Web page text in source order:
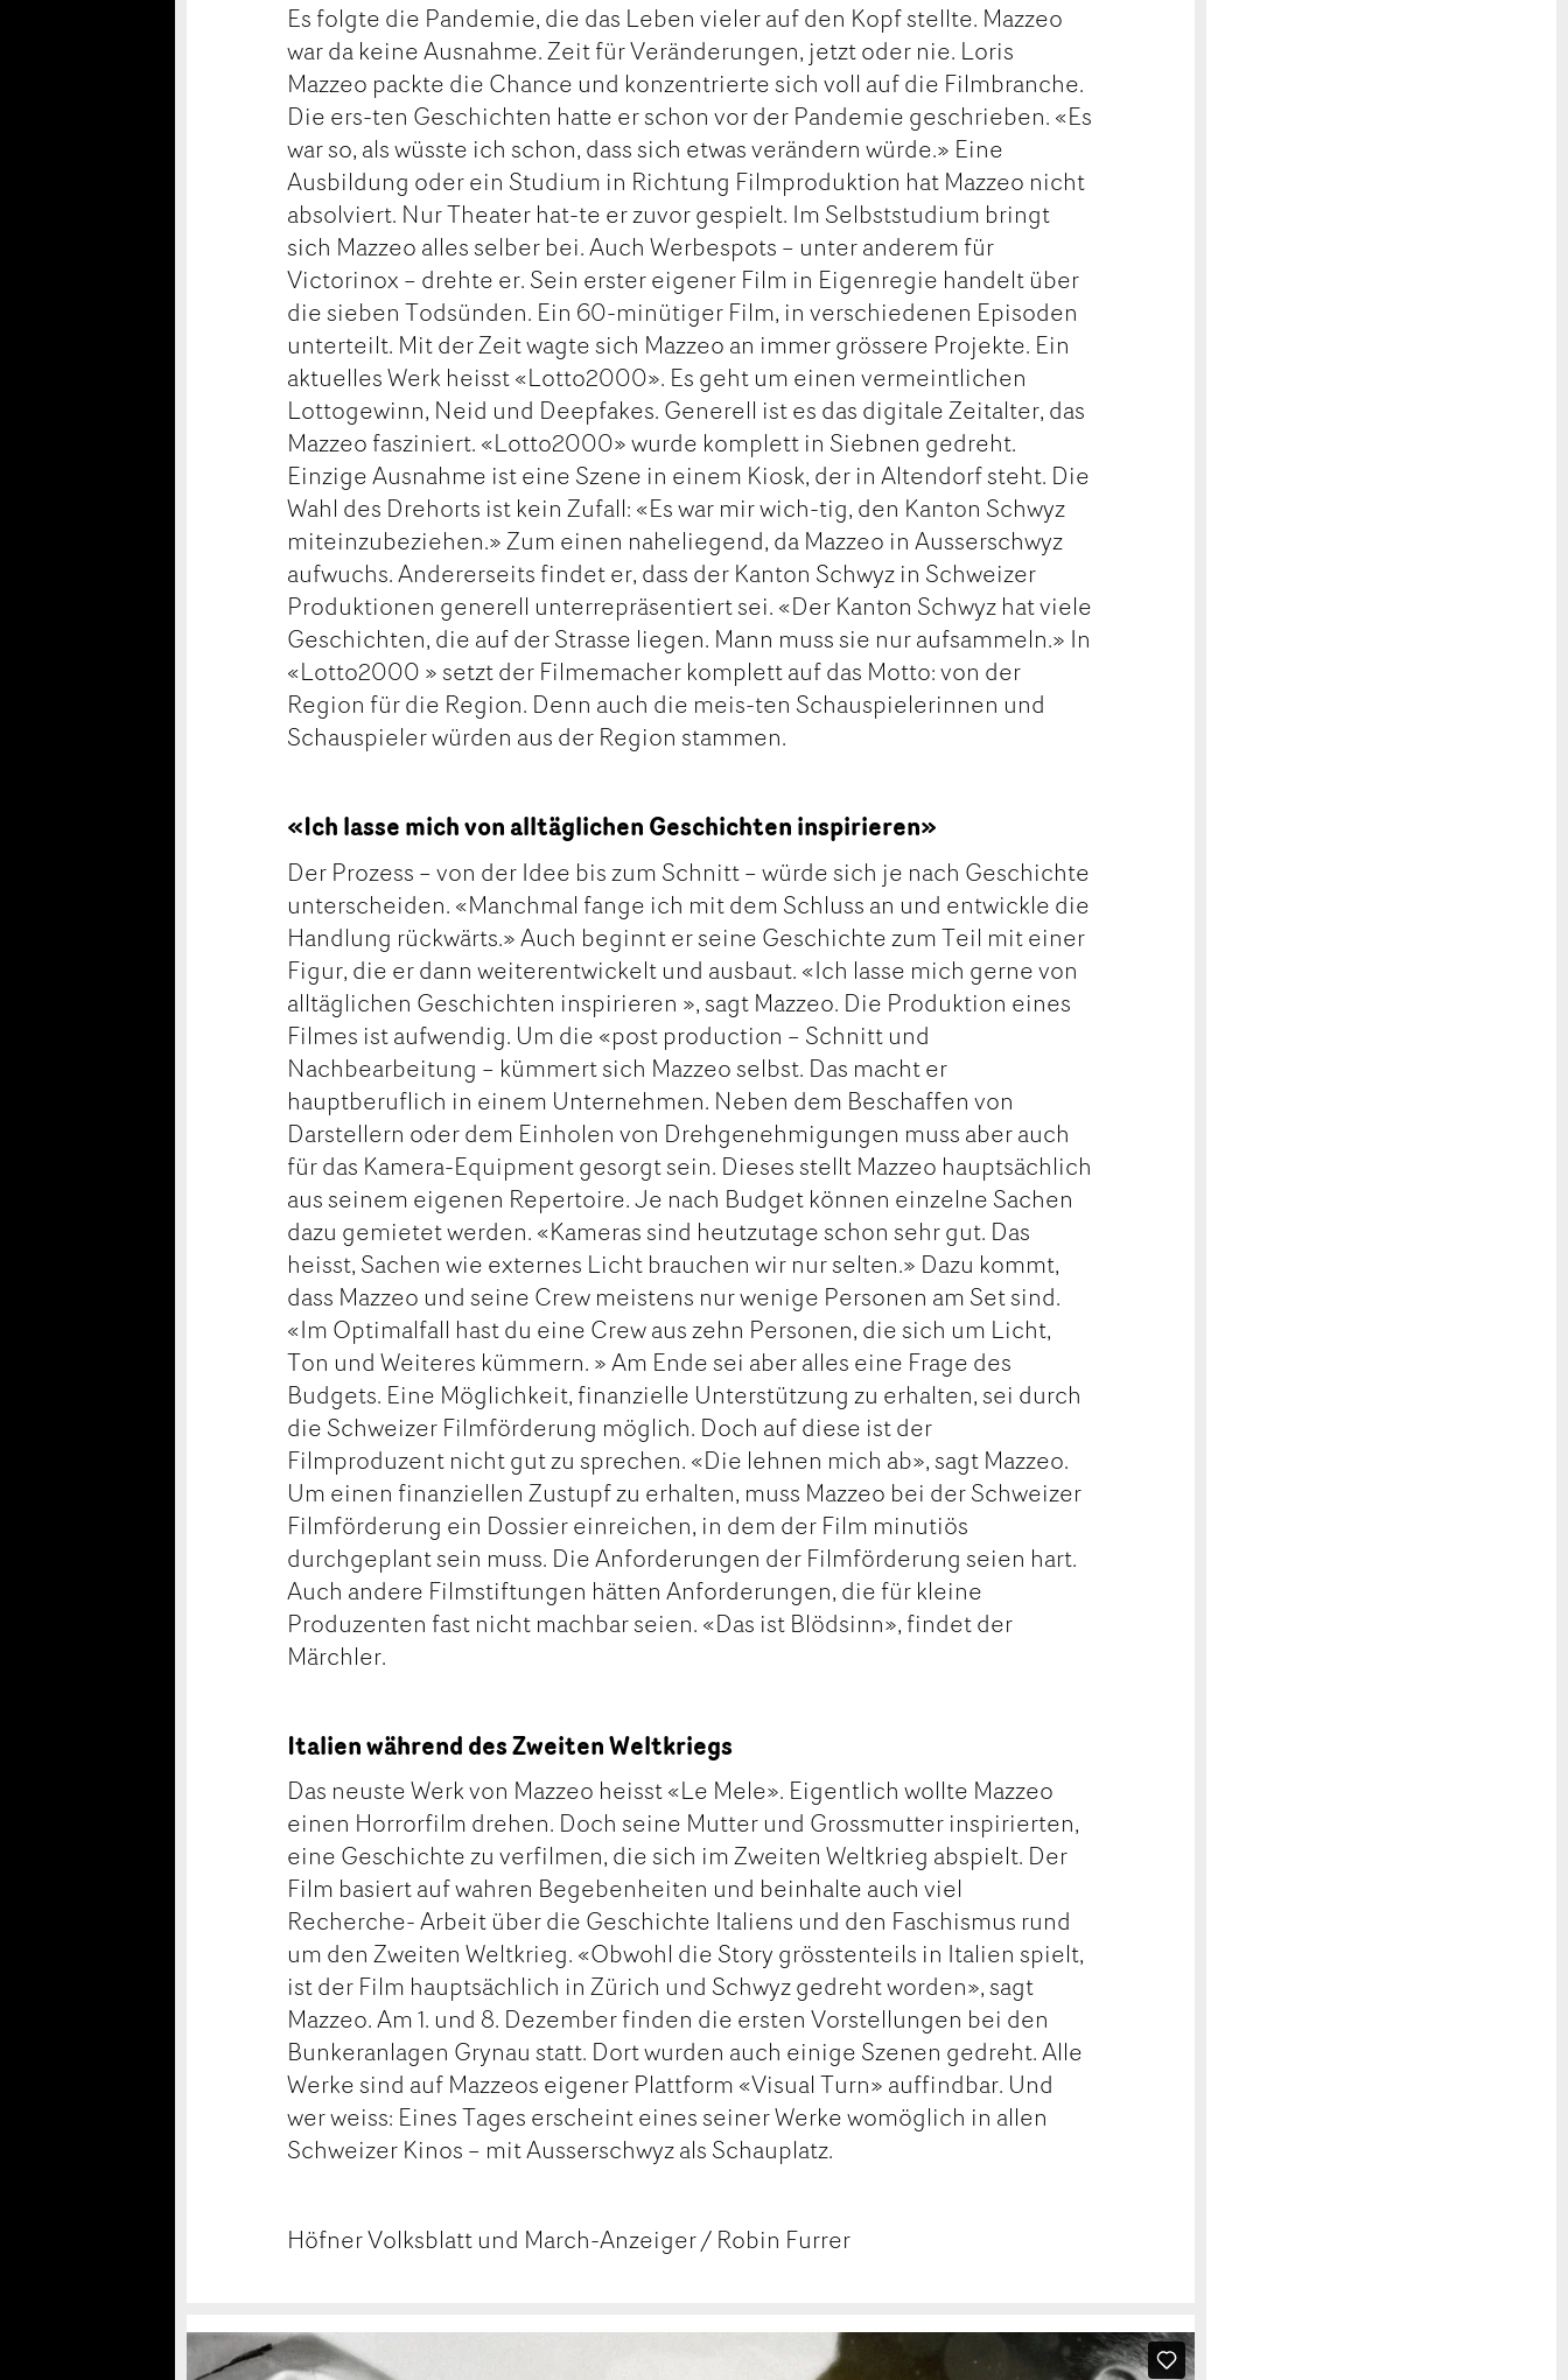
Es folgte die Pandemie, die das Leben vieler auf den Kopf stellte. Mazzeo
war da keine Ausnahme. Zeit für Veränderungen, jetzt oder nie. Loris
Mazzeo packte die Chance und konzentrierte sich voll auf die Filmbranche.
Die ers-ten Geschichten hatte er schon vor der Pandemie geschrieben. «Es
war so, als wüsste ich schon, dass sich etwas verändern würde.» Eine
Ausbildung oder ein Studium in Richtung Filmproduktion hat Mazzeo nicht
absolviert. Nur Theater hat-te er zuvor gespielt. Im Selbststudium bringt
sich Mazzeo alles selber bei. Auch Werbespots – unter anderem für
Victorinox – drehte er. Sein erster eigener Film in Eigenregie handelt über
die sieben Todsünden. Ein 60-minütiger Film, in verschiedenen Episoden
unterteilt. Mit der Zeit wagte sich Mazzeo an immer grössere Projekte. Ein
aktuelles Werk heisst «Lotto2000». Es geht um einen vermeintlichen
Lottogewinn, Neid und Deepfakes. Generell ist es das digitale Zeitalter, das
Mazzeo fasziniert. «Lotto2000» wurde komplett in Siebnen gedreht.
Einzige Ausnahme ist eine Szene in einem Kiosk, der in Altendorf steht. Die
Wahl des Drehorts ist kein Zufall: «Es war mir wich-tig, den Kanton Schwyz
miteinzubeziehen.» Zum einen naheliegend, da Mazzeo in Ausserschwyz
aufwuchs. Andererseits findet er, dass der Kanton Schwyz in Schweizer
Produktionen generell unterrepräsentiert sei. «Der Kanton Schwyz hat viele
Geschichten, die auf der Strasse liegen. Mann muss sie nur aufsammeln.» In
«Lotto2000 » setzt der Filmemacher komplett auf das Motto: von der
Region für die Region. Denn auch die meis-ten Schauspielerinnen und
Schauspieler würden aus der Region stammen.
«Ich lasse mich von alltäglichen Geschichten inspirieren»
Der Prozess – von der Idee bis zum Schnitt – würde sich je nach Geschichte
unterscheiden. «Manchmal fange ich mit dem Schluss an und entwickle die
Handlung rückwärts.» Auch beginnt er seine Geschichte zum Teil mit einer
Figur, die er dann weiterentwickelt und ausbaut. «Ich lasse mich gerne von
alltäglichen Geschichten inspirieren », sagt Mazzeo. Die Produktion eines
Filmes ist aufwendig. Um die «post production – Schnitt und
Nachbearbeitung – kümmert sich Mazzeo selbst. Das macht er
hauptberuflich in einem Unternehmen. Neben dem Beschaffen von
Darstellern oder dem Einholen von Drehgenehmigungen muss aber auch
für das Kamera-Equipment gesorgt sein. Dieses stellt Mazzeo hauptsächlich
aus seinem eigenen Repertoire. Je nach Budget können einzelne Sachen
dazu gemietet werden. «Kameras sind heutzutage schon sehr gut. Das
heisst, Sachen wie externes Licht brauchen wir nur selten.» Dazu kommt,
dass Mazzeo und seine Crew meistens nur wenige Personen am Set sind.
«Im Optimalfall hast du eine Crew aus zehn Personen, die sich um Licht,
Ton und Weiteres kümmern. » Am Ende sei aber alles eine Frage des
Budgets. Eine Möglichkeit, finanzielle Unterstützung zu erhalten, sei durch
die Schweizer Filmförderung möglich. Doch auf diese ist der
Filmproduzent nicht gut zu sprechen. «Die lehnen mich ab», sagt Mazzeo.
Um einen finanziellen Zustupf zu erhalten, muss Mazzeo bei der Schweizer
Filmförderung ein Dossier einreichen, in dem der Film minutiös
durchgeplant sein muss. Die Anforderungen der Filmförderung seien hart.
Auch andere Filmstiftungen hätten Anforderungen, die für kleine
Produzenten fast nicht machbar seien. «Das ist Blödsinn», findet der
Märchler.
Italien während des Zweiten Weltkriegs
Das neuste Werk von Mazzeo heisst «Le Mele». Eigentlich wollte Mazzeo
einen Horrorfilm drehen. Doch seine Mutter und Grossmutter inspirierten,
eine Geschichte zu verfilmen, die sich im Zweiten Weltkrieg abspielt. Der
Film basiert auf wahren Begebenheiten und beinhalte auch viel
Recherche- Arbeit über die Geschichte Italiens und den Faschismus rund
um den Zweiten Weltkrieg. «Obwohl die Story grösstenteils in Italien spielt,
ist der Film hauptsächlich in Zürich und Schwyz gedreht worden», sagt
Mazzeo. Am 1. und 8. Dezember finden die ersten Vorstellungen bei den
Bunkeranlagen Grynau statt. Dort wurden auch einige Szenen gedreht. Alle
Werke sind auf Mazzeos eigener Plattform «Visual Turn» auffindbar. Und
wer weiss: Eines Tages erscheint eines seiner Werke womöglich in allen
Schweizer Kinos – mit Ausserschwyz als Schauplatz.
Höfner Volksblatt und March-Anzeiger / Robin Furrer